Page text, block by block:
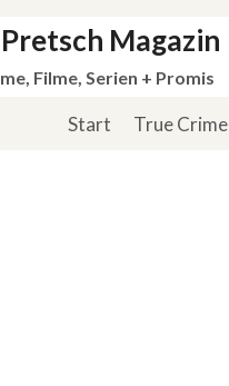
Magazin
Filme, Serien + Promis
Start True Crime